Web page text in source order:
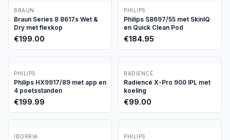
BRAUN
Braun Series 8 8617s Wet &
Dry met flexkop
€199.00
PHILIPS
Philips S8697/55 met SkinIQ
en Quick Clean Pod
€184.95
PHILIPS
Philips HX9917/89 met app en
4 poetsstanden
€199.99
RADIENCÉ
Radiencé X-Pro 900 IPL met
koeling
€99.00
IBORRIA PHILIPS